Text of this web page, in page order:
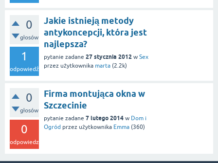
0
głosów
1
odpowiedź
Jakie istnieją metody
antykoncepcji, która jest
najlepsza?
pytanie zadane 27 stycznia 2012 w Sex
przez użytkownika marta (2.2k)
0
głosów
0
odpowiedzi
Firma montująca okna w
Szczecinie
pytanie zadane 7 lutego 2014 w Dom i
Ogród przez użytkownika Emma (360)